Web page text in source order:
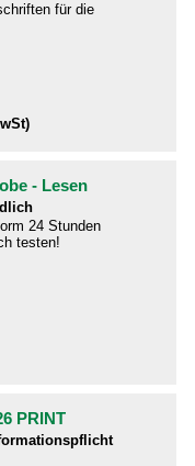
für die
- Lesen
24 Stunden
testen!
PRINT